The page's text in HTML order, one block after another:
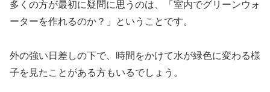
多くの方が最初に疑問に思うのは、「室内でグリーンウォ
ーターを作れるのか？」ということです。
外の強い日差しの下で、時間をかけて水が緑色に変わる様
子を見たことがある方もいるでしょう。